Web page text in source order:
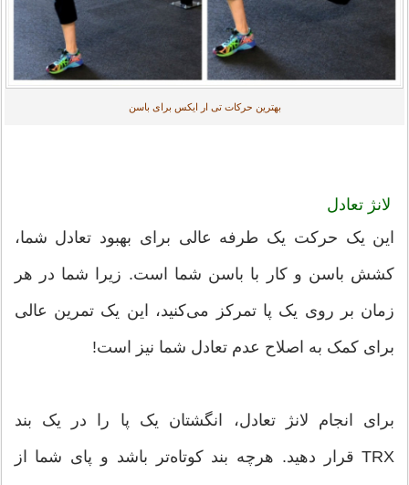
بهترین حرکات تی ار ایکس برای باسن
لانژ تعادل
این یک حرکت یک طرفه عالی برای بهبود تعادل شما،
کشش باسن و کار با باسن شما است. زیرا شما در هر
زمان بر روی یک پا تمرکز می‌کنید، این یک تمرین عالی
برای کمک به اصلاح عدم تعادل شما نیز است!
برای انجام لانژ تعادل، انگشتان یک پا را در یک بند
TRX قرار دهید. هرچه بند کوتاه‌تر باشد و پای شما از